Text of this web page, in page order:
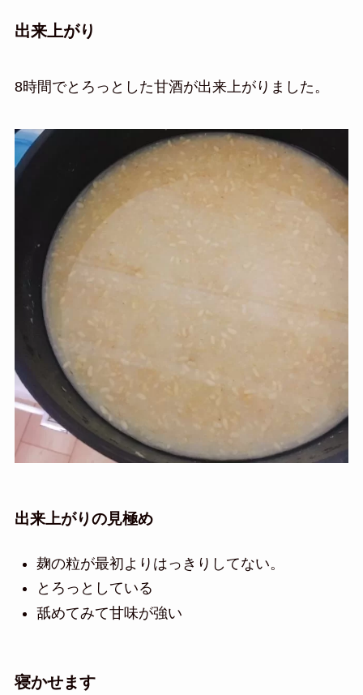
出来上がり
8時間でとろっとした甘酒が出来上がりました。
出来上がりの見極め
麹の粒が最初よりはっきりしてない。
とろっとしている
舐めてみて甘味が強い
寝かせます